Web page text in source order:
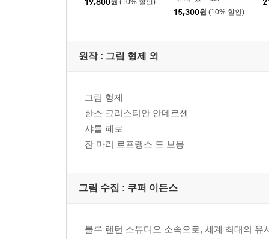
19,800원 (10% 할인)
15,300원 (10% 할인)
원작 : 그림 형제 외
그림 형제
한스 크리스티안 안데르센
샤를 페로
잔 마리 르프랭스 드 보몽
그림 수집 : 쿠퍼 이든스
블루 랜턴 스튜디오 소속으로, 세계 최대의